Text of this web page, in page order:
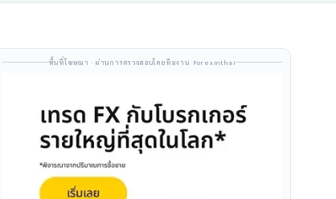
พื้นที่โฆษณา · ผ่านการตรวจสอบโดยทีมงาน Forexinthai